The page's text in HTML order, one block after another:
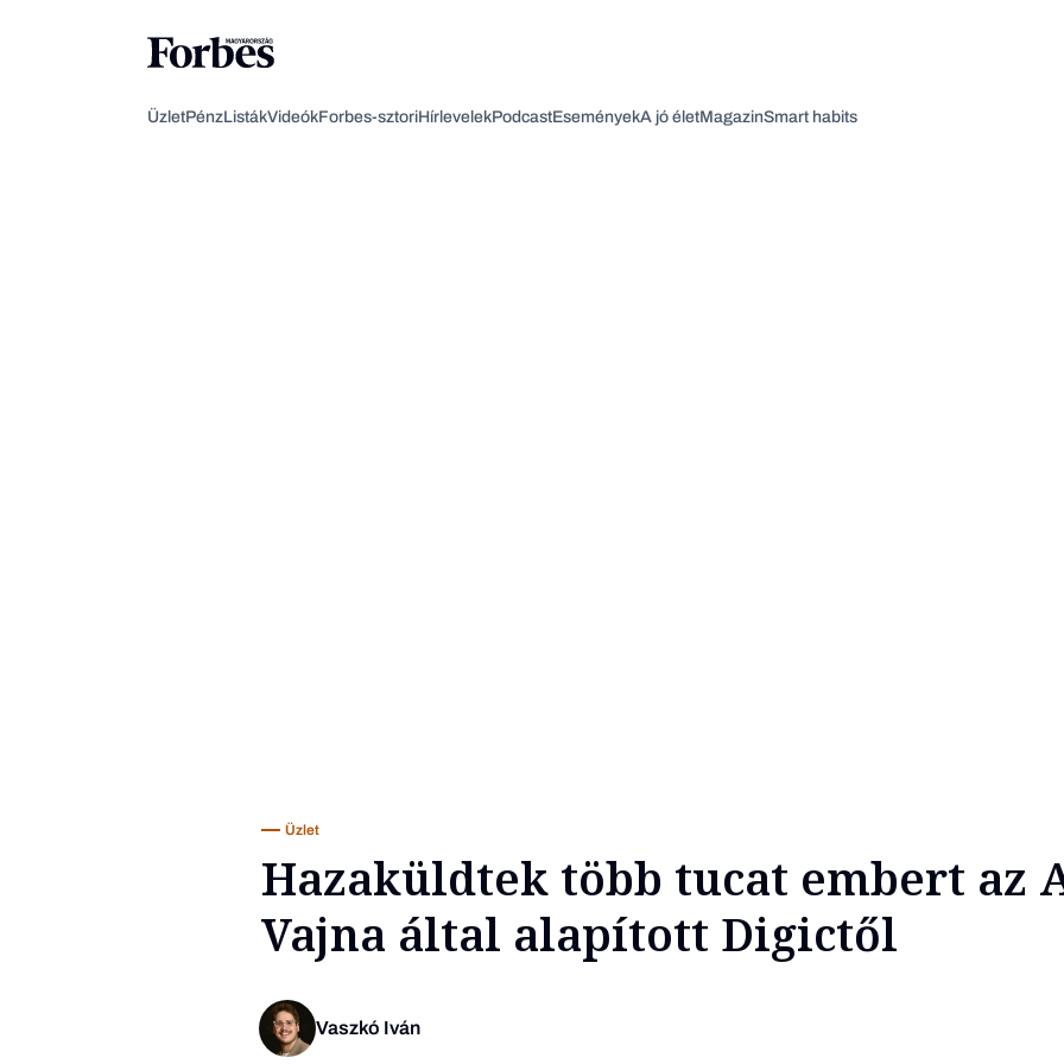
ÜzletPénzListákVideókForbes-sztoriHírlevelekPodcastEseményekA jó életMagazinSmart habits
Üzlet
Hazaküldtek több tucat embert az
Vajna által alapított Digictől
Vaszkó Iván